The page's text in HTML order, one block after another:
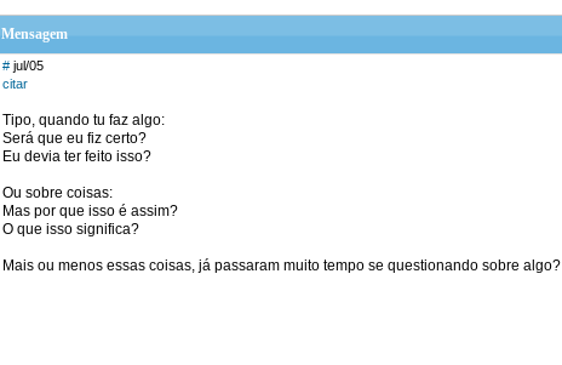
Mensagem
# jul/05
citar
Tipo, quando tu faz algo:
Será que eu fiz certo?
Eu devia ter feito isso?
Ou sobre coisas:
Mas por que isso é assim?
O que isso significa?
Mais ou menos essas coisas, já passaram muito tempo se questionando sobre algo?